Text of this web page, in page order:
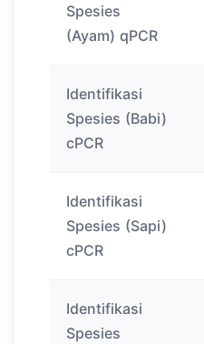
Spesies
(Ayam) qPCR
Identifikasi
Spesies (Babi)
cPCR
Identifikasi
Spesies (Sapi)
cPCR
Identifikasi
Spesies